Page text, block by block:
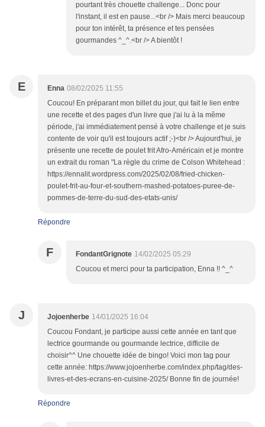
pourtant très chouette challenge... Donc pour
l'instant, il est en pause...<br /> Mais merci beaucoup
pour ton intérêt, ta présence et tes pensées
gourmandes ^_^.<br /> A bientôt !
E Enna 08/02/2025 11:55
Coucou! En préparant mon billet du jour, qui fait le lien entre
une recette et des pages d'un livre que j'ai lu à la même
période, j'ai immédiatement pensé à votre challenge et je suis
contente de voir qu'il est toujours actif ;-)<br /> Aujourd'hui, je
présente une recette de poulet frit Afro-Américain et je montre
un extrait du roman "La règle du crime de Colson Whitehead :
https://ennalit.wordpress.com/2025/02/08/fried-chicken-
poulet-frit-au-four-et-southern-mashed-potatoes-puree-de-
pommes-de-terre-du-sud-des-etats-unis/
Répondre
F FondantGrignote 14/02/2025 05:29
Coucou et merci pour ta participation, Enna !! ^_^
J Jojoenherbe 14/01/2025 16:04
Coucou Fondant, je participe aussi cette année en tant que
lectrice gourmande ou gourmande lectrice, difficile de
choisir^^ Une chouette idée de bingo! Voici mon tag pour
cette année: https://www.jojoenherbe.com/index.php/tag/des-
livres-et-des-ecrans-en-cuisine-2025/ Bonne fin de journée!
Répondre